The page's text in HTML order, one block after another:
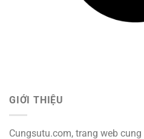
GIỚI THIỆU
Cungsutu.com, trang web